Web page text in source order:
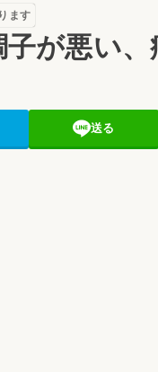
ます
子が悪い
送る